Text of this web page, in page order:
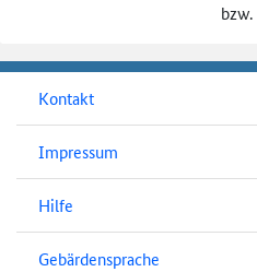
bzw.
Kontakt
Impressum
Hilfe
Gebärdensprache